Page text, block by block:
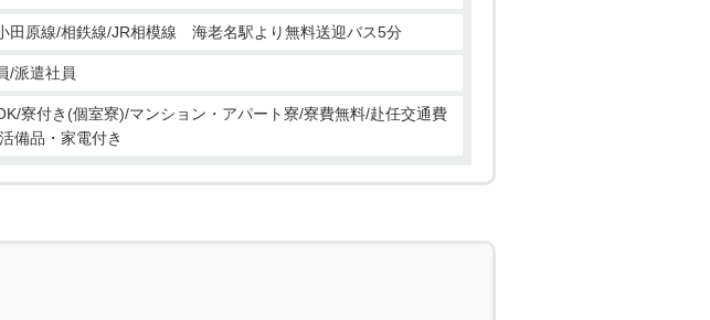
田原線/相鉄線/JR相模線 海老名駅より無料送迎バス5分
/派遣社員
寮付き(個室寮)/マンション・アパート寮/寮費無料/赴任交通費
備品・家電付き